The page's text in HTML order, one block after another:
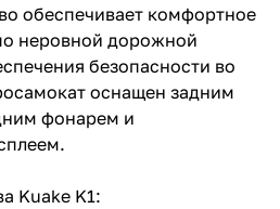
обеспечивает комфортное
неровной дорожной
безопасности во
оснащен задним
фонарем и
Kuake K1: